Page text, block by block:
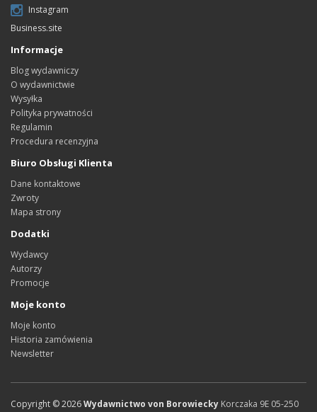
Instagram
Business.site
Informacje
Blog wydawniczy
O wydawnictwie
Wysyłka
Polityka prywatności
Regulamin
Procedura recenzyjna
Biuro Obsługi Klienta
Dane kontaktowe
Zwroty
Mapa strony
Dodatki
Wydawcy
Autorzy
Promocje
Moje konto
Moje konto
Historia zamówienia
Newsletter
Copyright ©2026Wydawnictwo von Borowiecky Korczaka 9E 05-250